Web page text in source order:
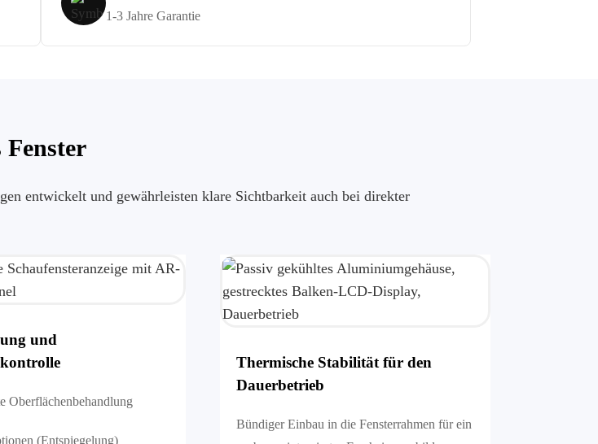
1-3 Jahre Garantie
entwickelt und gewährleisten klare Sichtbarkeit auch bei direkter
und
Oberflächenbehandlung
(Entspiegelung)
Thermische Stabilität für den
Dauerbetrieb
Bündiger Einbau in die Fensterrahmen für ein